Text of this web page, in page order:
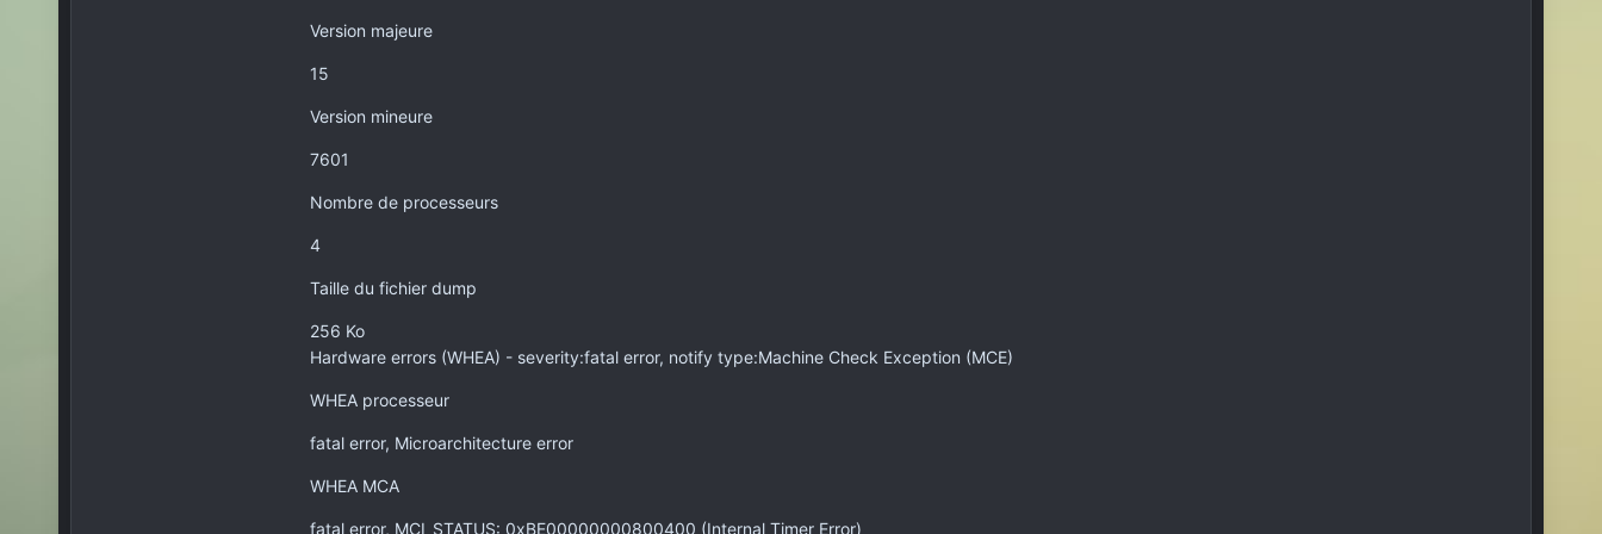
Version majeure
15
Version mineure
7601
Nombre de processeurs
4
Taille du fichier dump
256 Ko
Hardware errors (WHEA) - severity:fatal error, notify type:Machine Check Exception (MCE)
WHEA processeur
fatal error, Microarchitecture error
WHEA MCA
fatal error, MCI_STATUS: 0xBE00000000800400 (Internal Timer Error)